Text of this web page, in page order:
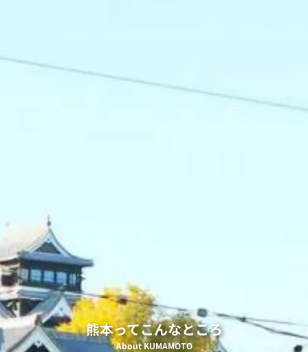
熊本ってこんなところ
About KUMAMOTO